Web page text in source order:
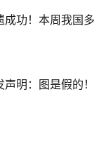
成功！本周我国多
明：图是假的！